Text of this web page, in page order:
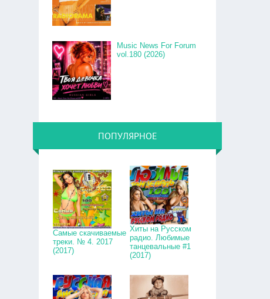
Music News For Forum
vol.180 (2026)
ПОПУЛЯРНОЕ
Самые скачиваемые
треки. № 4. 2017
(2017)
Хиты на Русском
радио. Любимые
танцевальные #1
(2017)